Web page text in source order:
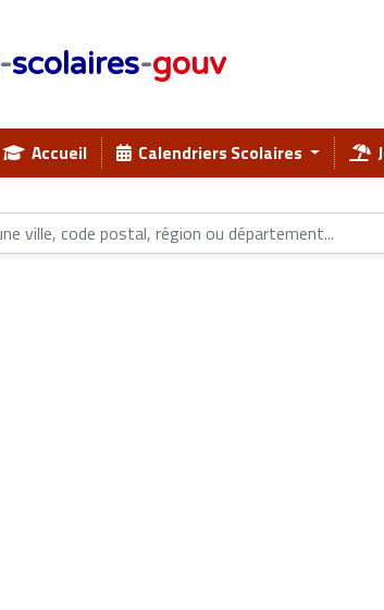
-scolaires-gouv
Accueil Calendriers Scolaires